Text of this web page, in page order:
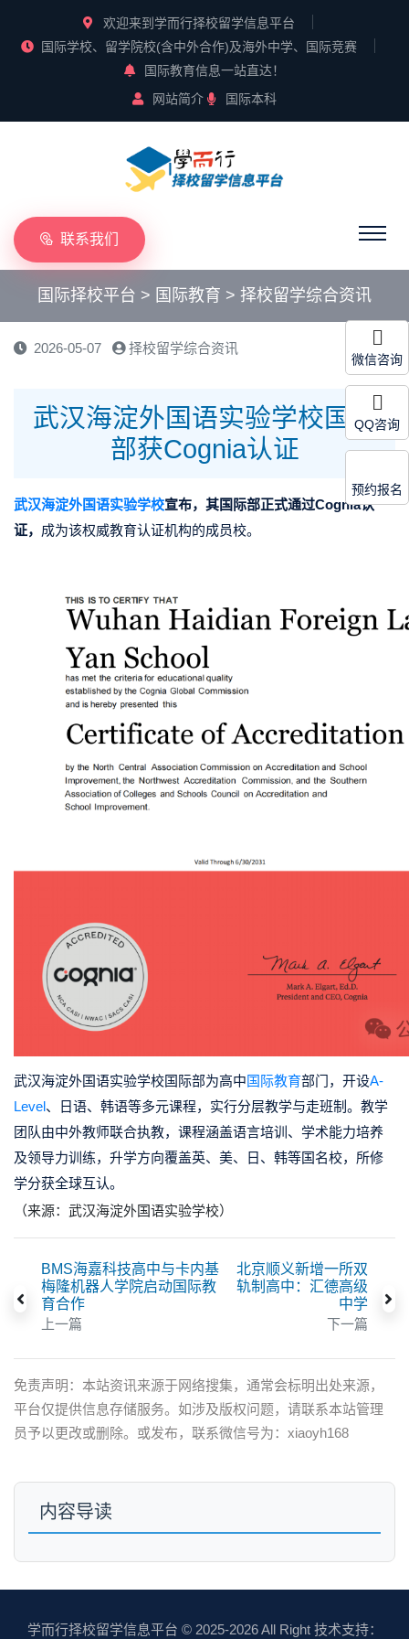
欢迎来到学而行择校留学信息平台
国际学校、留学院校(含中外合作)及海外中学、国际竞赛
国际教育信息一站直达！
网站简介
国际本科
联系我们
国际择校平台 > 国际教育 > 择校留学综合资讯
2026-05-07 择校留学综合资讯
武汉海淀外国语实验学校国际
部获Cognia认证
武汉海淀外国语实验学校宣布，其国际部正式通过Cognia认
证， 成为该权威教育认证机构的成员校。
武汉海淀外国语实验学校国际部为高中国际教育部门，开设A-
Level、日语、韩语等多元课程，实行分层教学与走班制。教学
团队由中外教师联合执教，课程涵盖语言培训、学术能力培养
及领导力训练，升学方向覆盖英、美、日、韩等国名校，所修
学分获全球互认。
（来源：武汉海淀外国语实验学校）
BMS海嘉科技高中与卡内基
梅隆机器人学院启动国际教
育合作
上一篇
北京顺义新增一所双
轨制高中：汇德高级
中学
下一篇
免责声明：本站资讯来源于网络搜集，通常会标明出处来源，
平台仅提供信息存储服务。如涉及版权问题，请联系本站管理
员予以更改或删除。或发布，联系微信号为：xiaoyh168
内容导读
学而行择校留学信息平台 © 2025-2026 All Right 技术支持：
微信咨询
QQ咨询
预约报名